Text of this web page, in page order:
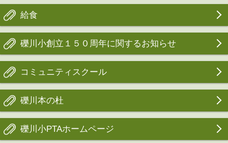
給食
礫川小創立１５０周年に関するお知らせ
コミュニティスクール
礫川本の杜
礫川小PTAホームページ